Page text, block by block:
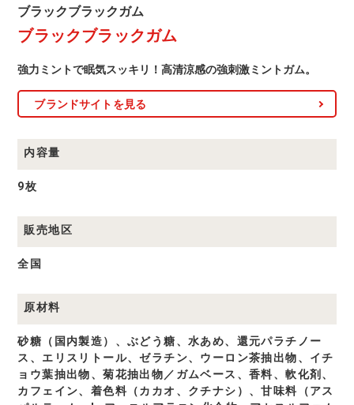
ブ
ッ
ラ
商
品
一
ブラックブラックガム
ブラックブラックガム
強力ミントで眠気スッキリ！高清涼感の強刺激ミントガム。
ブランドサイトを見る
内容量
9枚
販売地区
全国
原材料
砂糖（国内製造）、ぶどう糖、水あめ、還元パラチノー
ス、エリスリトール、ゼラチン、ウーロン茶抽出物、イチ
ョウ葉抽出物、菊花抽出物／ガムベース、香料、軟化剤、
カフェイン、着色料（カカオ、クチナシ）、甘味料（アス